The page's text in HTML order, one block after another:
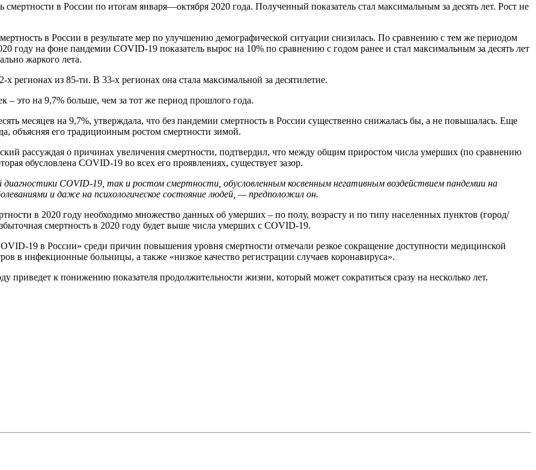
в России по итогам января—октября 2020 года. Полученный показатель стал максимальным за десять лет. Рост не
в России в результате мер по улучшению демографической ситуации снизилась. По сравнению с тем же периодом
году на фоне пандемии COVID-19 показатель вырос на 10% по сравнению с годом ранее и стал максимальным за десять лет
жаркого лета.
регионах из 85-ти. В 33-х регионах она стала максимальной за десятилетие.
– это на 9,7% больше, чем за тот же период прошлого года.
месяцев на 9,7%, утверждала, что без пандемии смертность в России существенно снижалась бы, а не повышалась. Еще
объясняя его традиционным ростом смертности зимой.
рассуждая о причинах увеличения смертности, подтвердил, что между общим приростом числа умерших (по сравнению
обусловлена COVID-19 во всех его проявлениях, существует зазор.
COVID-19, так и ростом смертности, обусловленным косвенным негативным воздействием пандемии на
и даже на психологическое состояние людей, — предположил он.
в 2020 году необходимо множество данных об умерших – по полу, возрасту и по типу населенных пунктов (город/
смертность в 2020 году будет выше числа умерших с COVID-19.
19 в России» среди причин повышения уровня смертности отмечали резкое сокращение доступности медицинской
в инфекционные больницы, а также «низкое качество регистрации случаев коронавируса».
приведет к понижению показателя продолжительности жизни, который может сократиться сразу на несколько лет.